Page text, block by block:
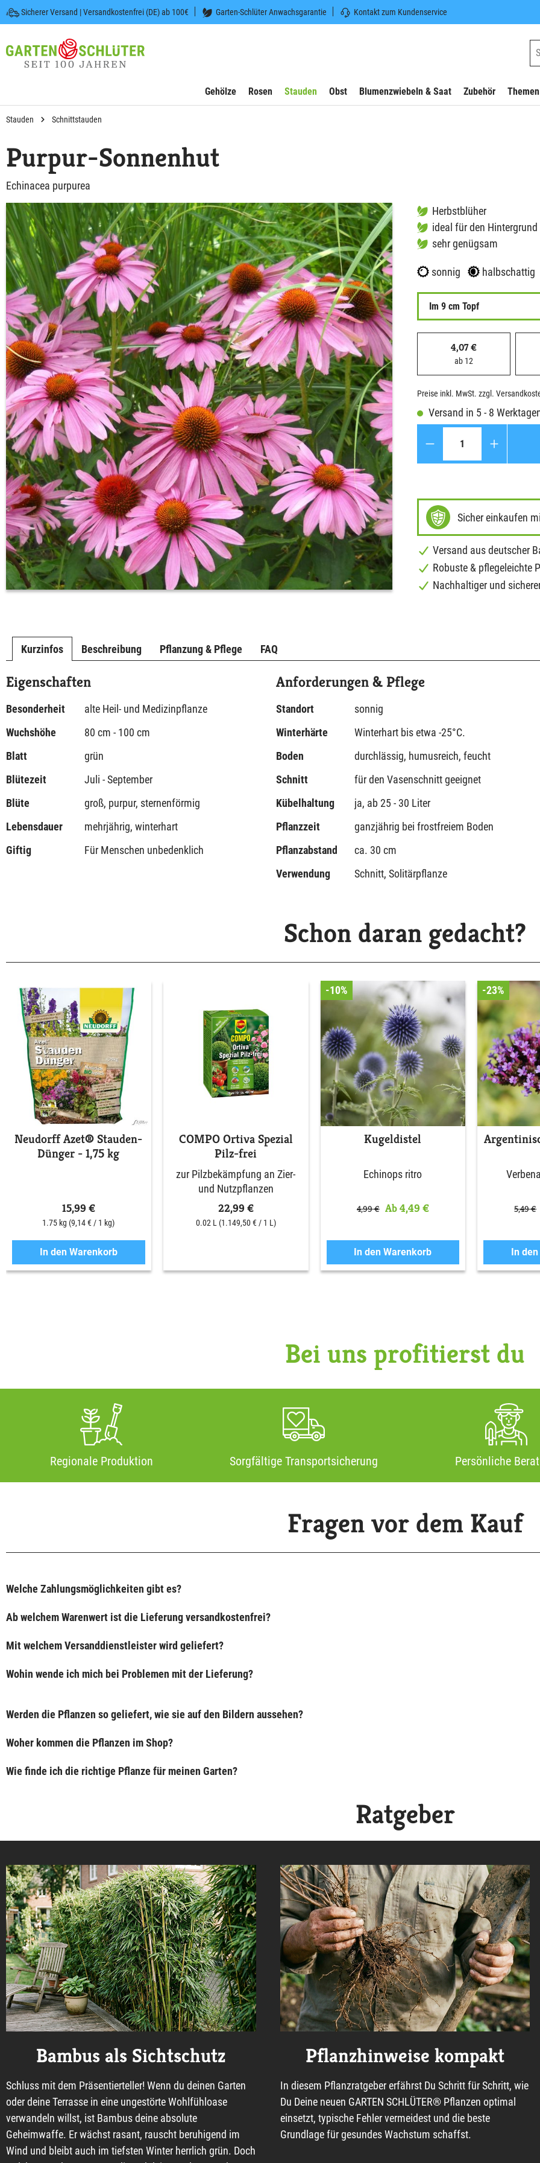
Zur Hauptnavigation springen
Sicherer Versand | Versandkostenfrei (DE) ab 100€ Garten-Schlüter Anwachsgarantie Kontakt zum Kundenservice
Gehölze Rosen Stauden Obst Blumenzwiebeln & Saat Zubehör Themen
Stauden Schnittstauden
Purpur-Sonnenhut
Echinacea purpurea
Herbstblüher
ideal für den Hintergrund
sehr genügsam
sonnig halbschattig
Im 9 cm Topf
4,07 €
ab 12
Preise inkl. MwSt. zzgl.
Versand in 5 - 8
Sicher einkaufen
Versand aus deutscher
Robuste & pflegeleichte
Nachhaltiger und
Kurzinfos Beschreibung Pflanzung & Pflege FAQ
Eigenschaften
Besonderheit
alte Heil- und Medizinpflanze
Wuchshöhe
80 cm - 100 cm
Blatt
grün
Blütezeit
Juli - September
Blüte
groß, purpur, sternenförmig
Lebensdauer
mehrjährig, winterhart
Giftig
Für Menschen unbedenklich
Anforderungen & Pflege
Standort
sonnig
Winterhärte
Winterhart bis etwa -25°C.
Boden
durchlässig, humusreich, feucht
Schnitt
für den Vasenschnitt geeignet
Kübelhaltung
ja, ab 25 - 30 Liter
Pflanzzeit
ganzjährig bei frostfreiem Boden
Pflanzabstand
ca. 30 cm
Verwendung
Schnitt, Solitärpflanze
Schon daran gedacht?
Neudorff Azet® Stauden-
Dünger - 1,75 kg
15,99 €
1.75 kg (9,14 € / 1 kg)
In den Warenkorb
COMPO Ortiva Spezial
Pilz-frei
zur Pilzbekämpfung an Zier-
und Nutzpflanzen
22,99 €
0.02 L (1.149,50 € / 1 L)
-10%
Kugeldistel
Echinops ritro
4,99 € Ab 4,49 €
In den Warenkorb
-23%
5,49 €
In
Bei uns profitierst du
Regionale Produktion Sorgfältige Transportsicherung Persönliche
Fragen vor dem Kauf
Welche Zahlungsmöglichkeiten gibt es?
Ab welchem Warenwert ist die Lieferung versandkostenfrei?
Mit welchem Versanddienstleister wird geliefert?
Wohin wende ich mich bei Problemen mit der Lieferung?
Werden die Pflanzen so geliefert, wie sie auf den Bildern aussehen?
Woher kommen die Pflanzen im Shop?
Wie finde ich die richtige Pflanze für meinen Garten?
Ratgeber
Bambus als Sichtschutz
Schluss mit dem Präsentierteller! Wenn du deinen Garten
oder deine Terrasse in eine ungestörte Wohlfühloase
verwandeln willst, ist Bambus deine absolute
Geheimwaffe. Er wächst rasant, rauscht beruhigend im
Wind und bleibt auch im tiefsten Winter herrlich grün. Doch
Pflanzhinweise kompakt
In diesem Pflanzratgeber erfährst Du Schritt für Schritt, wie
Du Deine neuen GARTEN SCHLÜTER® Pflanzen optimal
einsetzt, typische Fehler vermeidest und die beste
Grundlage für gesundes Wachstum schaffst.